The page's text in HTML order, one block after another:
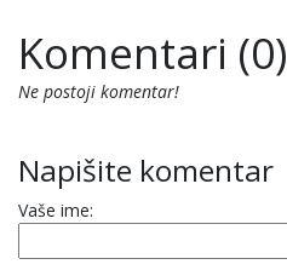
Komentari (0)
Ne postoji komentar!
Napišite komentar
Vaše ime: